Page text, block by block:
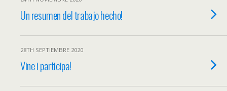
Un resumen del trabajo hecho!
28TH SEPTIEMBRE 2020
Vine i participa!